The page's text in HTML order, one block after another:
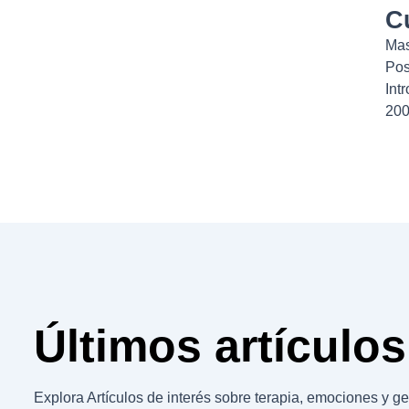
Últimos artículos
Explora Artículos de interés sobre terapia, emociones y